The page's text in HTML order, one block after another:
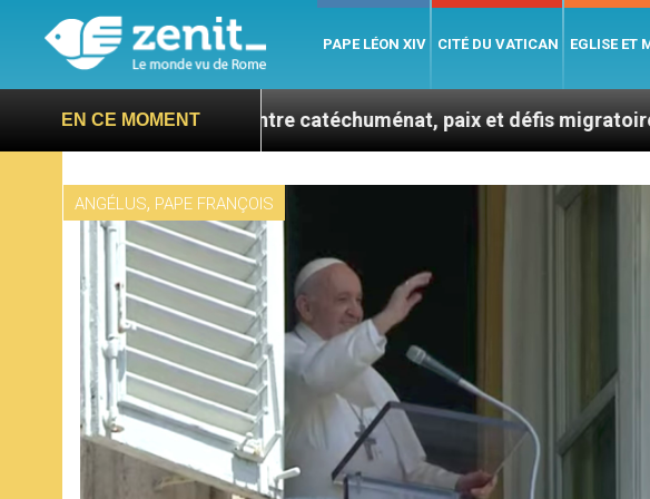
PAPE LÉON XIV CITÉ DU VATICAN EGLISE ET
EN CE MOMENT
se confie : entre catéchuménat, paix et défis migratoires
ANGÉLUS, PAPE FRANÇOIS